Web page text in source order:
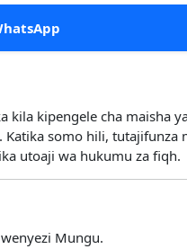
kipengele cha maisha
utoaji wa hukumu za fiqh.
Mungu.